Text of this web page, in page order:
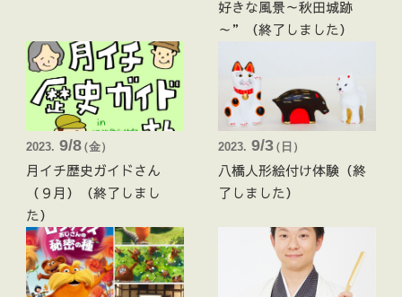
好きな風景～秋田城跡
～”（終了しました）
2023. 9/8
（金 ）
月イチ歴史ガイドさん
（９月）（終了しまし
た）
2023. 9/3
（日 ）
八橋人形絵付け体験（終
了しました）